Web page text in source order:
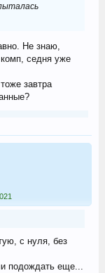
Не знаю,
седня уже
завтра
с нуля, без
подождать еще...